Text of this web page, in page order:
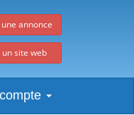
annonce
site web